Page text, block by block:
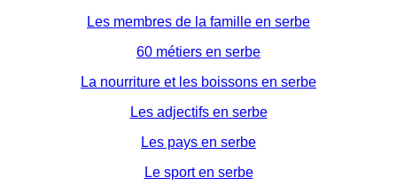
Les membres de la famille en serbe
60 métiers en serbe
La nourriture et les boissons en serbe
Les adjectifs en serbe
Les pays en serbe
Le sport en serbe